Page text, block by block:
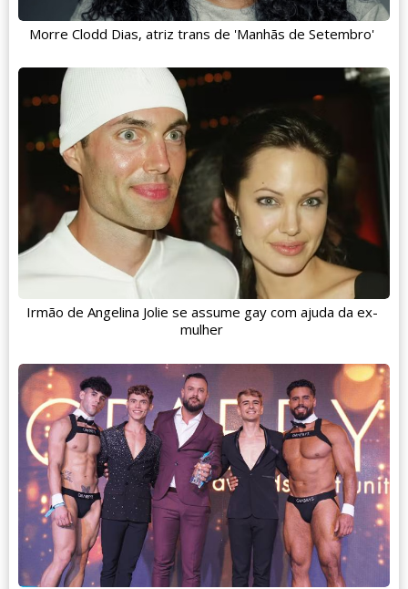
Morre Clodd Dias, atriz trans de 'Manhãs de Setembro'
Irmão de Angelina Jolie se assume gay com ajuda da ex-
mulher